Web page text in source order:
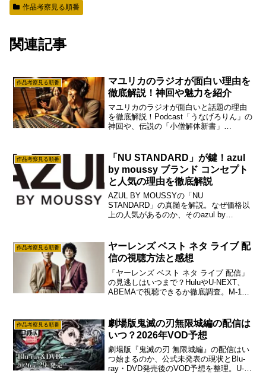
作品考察見る順番
関連記事
作品考察見る順番
マユリカのラジオが面白い理由を
徹底解説！神回や魅力を紹介
マユリカのラジオが面白いと話題の理由
を徹底解説！Podcast「うなげろりん」の
神回や、伝説の「小僧解体新書」
オは面白いのか、その中毒性と魅力を深
掘りしてまとめました。
作品考察見る順番
「NU STANDARD」が鍵！azul
by moussy ブランド コンセプト
と人気の理由を徹底解説
AZUL BY MOUSSYの「NU
STANDARD」の真髄を解説。なぜ価格以
上の人気があるのか、そのazul by
azul by moussy ブランド コンセプト、そ
してアズールを着る男性が増えた理由ま
で、その戦略的な魅力を深掘りします。
作品考察見る順番
ヤーレンズ ベスト ネタ ライブ 配
信の視聴方法と感想
「ヤーレンズ ベスト ネタ ライブ 配信」
の見逃しはいつまで？HuluやU-NEXT、
ABEMAで視聴できるか徹底調査。M-1準
ズ ベスト ネタ ライブ 配信」の詳細と熱
狂ぶりをまとめました。
作品考察見る順番
劇場版鬼滅の刃無限城編の配信は
いつ？2026年VOD予想
劇場版『鬼滅の刃 無限城編』の配信はい
つ始まるのか、公式未発表の現状とBlu-
ray・DVD発売後のVOD予想を整理。U-